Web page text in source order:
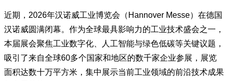
近期，2026年汉诺威工业博览会（Hannover Messe）在德国
汉诺威圆满闭幕。作为全球最具影响力的工业技术盛会之一，
本届展会聚焦工业数字化、人工智能与绿色低碳等关键议题，
吸引了来自全球60多个国家和地区的数千家企业参展，展览
面积达数十万平方米，集中展示当前工业领域的前沿技术成果